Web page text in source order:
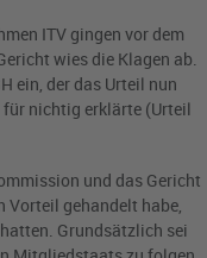
ITV gingen vor dem
wies die Klagen ab.
ein, der das Urteil nun
nichtig erklärte (Urteil
und das Gericht
Vorteil gehandelt habe,
Grundsätzlich sei